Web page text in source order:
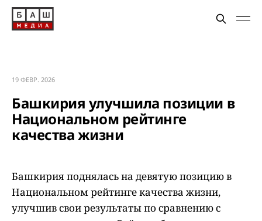
19 ФЕВР. 2026
Башкирия улучшила позиции в
Национальном рейтинге
качества жизни
Башкирия поднялась на девятую позицию в
Национальном рейтинге качества жизни,
улучшив свои результаты по сравнению с